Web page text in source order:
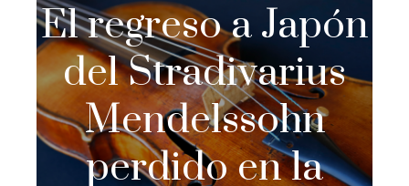
El regreso a Japón
del Stradivarius
Mendelssohn
perdido en la